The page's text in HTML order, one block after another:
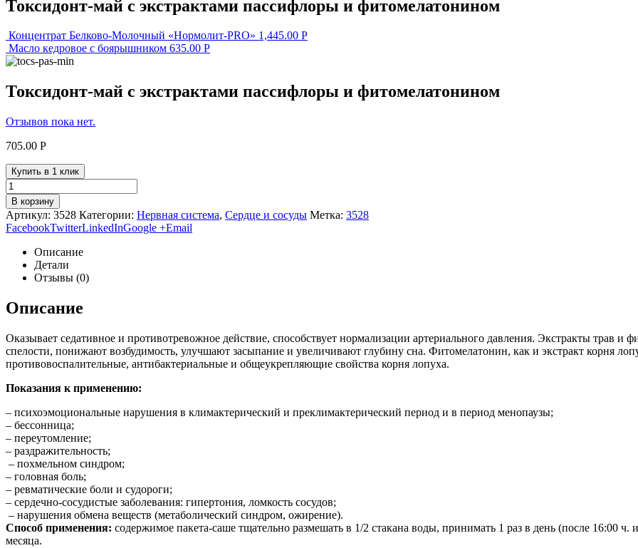
Токсидонт-май с экстрактами пассифлоры и фитомелатонином
Концентрат Белково-Молочный «Нормолит-PRO» 1,445.00 Р
Масло кедровое с боярышником 635.00 Р
Токсидонт-май с экстрактами пассифлоры и фитомелатонином
Отзывов пока нет.
705.00 Р
Купить в 1 клик
В корзину
Артикул: 3528 Категории: Нервная система, Сердце и сосуды Метка: 3528
FacebookTwitterLinkedInGoogle +Email
Описание
Детали
Отзывы (0)
Описание
Оказывает седативное и противотревожное действие, способствует нормализации артериального давления. Экстракты трав и
спелости, понижают возбудимость, улучшают засыпание и увеличивают глубину сна. Фитомелатонин, как и экстракт корня
противовоспалительные, антибактериальные и общеукрепляющие свойства корня лопуха.
Показания к применению:
– психоэмоциональные нарушения в климактерический и преклимактерический период и в период менопаузы;
– бессонница;
– переутомление;
– раздражительность;
– похмельном синдром;
– головная боль;
– ревматические боли и судороги;
– сердечно-сосудистые заболевания: гипертония, ломкость сосудов;
– нарушения обмена веществ (метаболический синдром, ожирение).
Способ применения: содержимое пакета-саше тщательно размешать в 1/2 стакана воды, принимать 1 раз в день (после 16:00
месяца.